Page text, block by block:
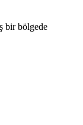
bir bölgede